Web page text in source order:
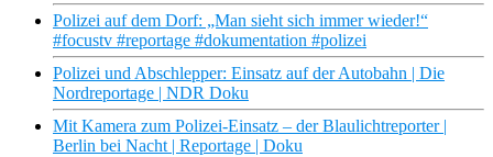
Polizei auf dem Dorf: „Man sieht sich immer wieder!“
#focustv #reportage #dokumentation #polizei
Polizei und Abschlepper: Einsatz auf der Autobahn | Die
Nordreportage | NDR Doku
Mit Kamera zum Polizei-Einsatz – der Blaulichtreporter |
Berlin bei Nacht | Reportage | Doku